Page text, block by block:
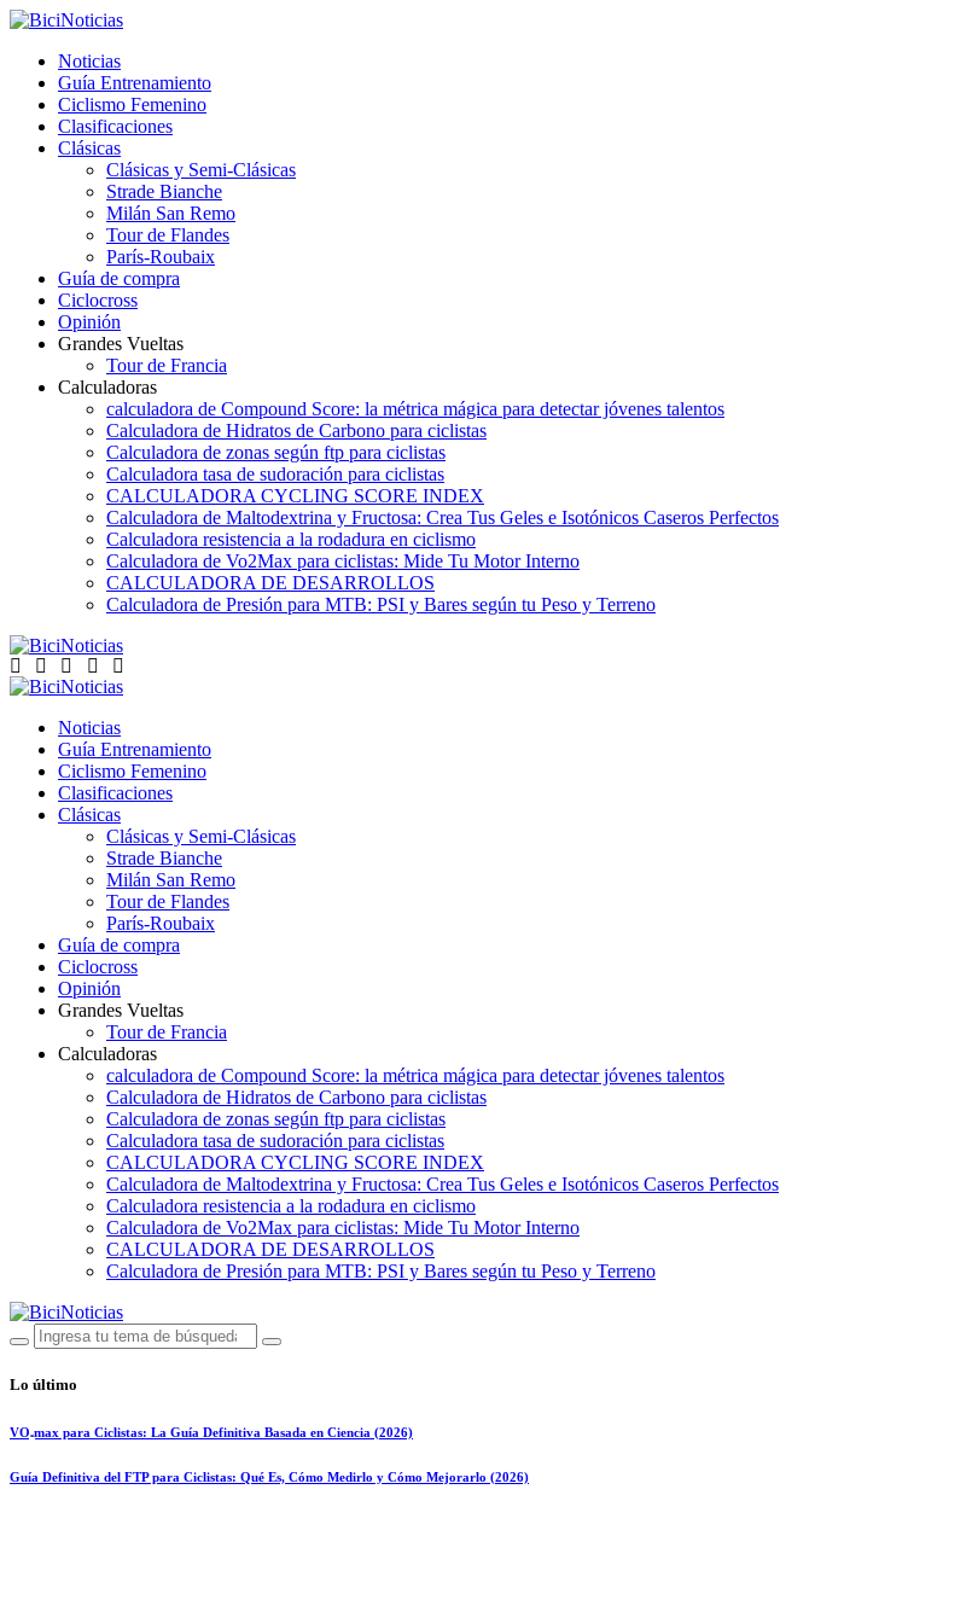
Noticias
Guía Entrenamiento
Ciclismo Femenino
Clasificaciones
Clásicas
Clásicas y Semi-Clásicas
Strade Bianche
Milán San Remo
Tour de Flandes
París-Roubaix
Guía de compra
Ciclocross
Opinión
Grandes Vueltas
Tour de Francia
Calculadoras
calculadora de Compound Score: la métrica mágica para detectar jóvenes talentos
Calculadora de Hidratos de Carbono para ciclistas
Calculadora de zonas según ftp para ciclistas
Calculadora tasa de sudoración para ciclistas
CALCULADORA CYCLING SCORE INDEX
Calculadora de Maltodextrina y Fructosa: Crea Tus Geles e Isotónicos Caseros Perfectos
Calculadora resistencia a la rodadura en ciclismo
Calculadora de Vo2Max para ciclistas: Mide Tu Motor Interno
CALCULADORA DE DESARROLLOS
Calculadora de Presión para MTB: PSI y Bares según tu Peso y Terreno
Noticias
Guía Entrenamiento
Ciclismo Femenino
Clasificaciones
Clásicas
Clásicas y Semi-Clásicas
Strade Bianche
Milán San Remo
Tour de Flandes
París-Roubaix
Guía de compra
Ciclocross
Opinión
Grandes Vueltas
Tour de Francia
Calculadoras
calculadora de Compound Score: la métrica mágica para detectar jóvenes talentos
Calculadora de Hidratos de Carbono para ciclistas
Calculadora de zonas según ftp para ciclistas
Calculadora tasa de sudoración para ciclistas
CALCULADORA CYCLING SCORE INDEX
Calculadora de Maltodextrina y Fructosa: Crea Tus Geles e Isotónicos Caseros Perfectos
Calculadora resistencia a la rodadura en ciclismo
Calculadora de Vo2Max para ciclistas: Mide Tu Motor Interno
CALCULADORA DE DESARROLLOS
Calculadora de Presión para MTB: PSI y Bares según tu Peso y Terreno
Lo último
VO₂max para Ciclistas: La Guía Definitiva Basada en Ciencia (2026)
Guía Definitiva del FTP para Ciclistas: Qué Es, Cómo Medirlo y Cómo Mejorarlo (2026)